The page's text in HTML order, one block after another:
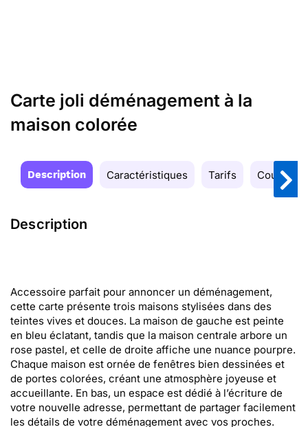
Carte joli déménagement à la
maison colorée
Description Caractéristiques Tarifs Couleurs
Description
Accessoire parfait pour annoncer un déménagement,
cette carte présente trois maisons stylisées dans des
teintes vives et douces. La maison de gauche est peinte
en bleu éclatant, tandis que la maison centrale arbore un
rose pastel, et celle de droite affiche une nuance pourpre.
Chaque maison est ornée de fenêtres bien dessinées et
de portes colorées, créant une atmosphère joyeuse et
accueillante. En bas, un espace est dédié à l’écriture de
votre nouvelle adresse, permettant de partager facilement
les détails de votre déménagement avec vos proches.